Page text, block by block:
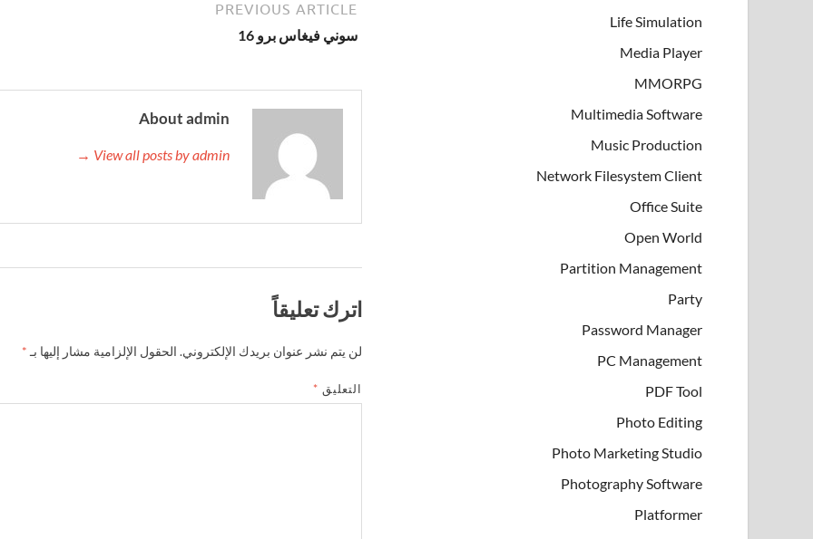
PREVIOUS ARTICLE
سوني فيغاس برو 16
About admin
View all posts by admin →
اترك تعليقاً
لن يتم نشر عنوان بريدك الإلكتروني. الحقول الإلزامية مشار إليها بـ *
التعليق *
Life Simulation
Media Player
MMORPG
Multimedia Software
Music Production
Network Filesystem Client
Office Suite
Open World
Partition Management
Party
Password Manager
PC Management
PDF Tool
Photo Editing
Photo Marketing Studio
Photography Software
Platformer